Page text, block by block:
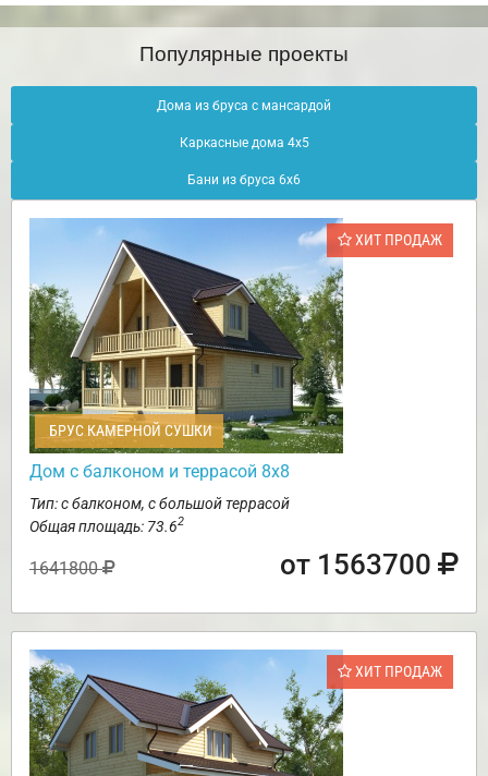
Популярные проекты
Дома из бруса с мансардой
Каркасные дома 4х5
Бани из бруса 6х6
ХИТ ПРОДАЖ
БРУС КАМЕРНОЙ СУШКИ
Дом с балконом и террасой 8х8
Тип: с балконом, с большой террасой
Общая площадь: 73.62
1641800 от 1563700
ХИТ ПРОДАЖ